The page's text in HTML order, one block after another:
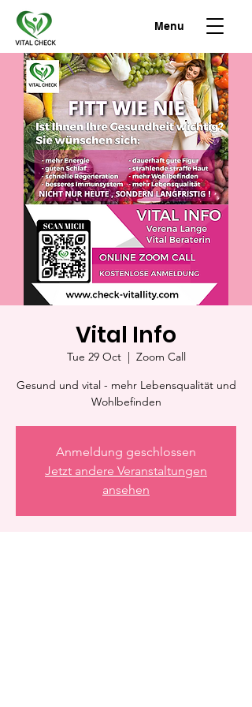
Menu
Vital Info
Tue 29 Oct
  |
Zoom Call
Gesund und vital - mehr Lebensqualität und
Wohlbefinden
Anmeldung geschlossen
Jetzt andere Veranstaltungen
ansehen